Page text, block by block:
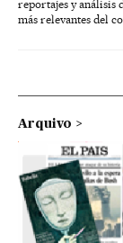
reportajes y análisis
más relevantes del
Arquivo